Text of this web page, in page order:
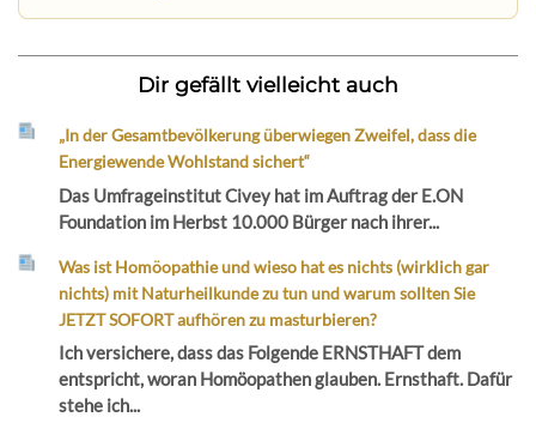
Dir gefällt vielleicht auch
„In der Gesamtbevölkerung überwiegen Zweifel, dass die
Energiewende Wohlstand sichert“
Das Umfrageinstitut Civey hat im Auftrag der E.ON
Foundation im Herbst 10.000 Bürger nach ihrer...
Was ist Homöopathie und wieso hat es nichts (wirklich gar
nichts) mit Naturheilkunde zu tun und warum sollten Sie
JETZT SOFORT aufhören zu masturbieren?
Ich versichere, dass das Folgende ERNSTHAFT dem
entspricht, woran Homöopathen glauben. Ernsthaft. Dafür
stehe ich...